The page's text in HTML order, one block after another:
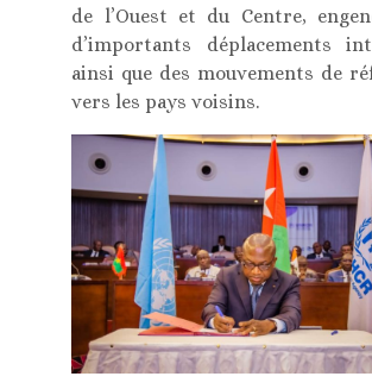
de l’Ouest et du Centre,
d’importants déplacements
ainsi que des mouvements de
vers les pays voisins.